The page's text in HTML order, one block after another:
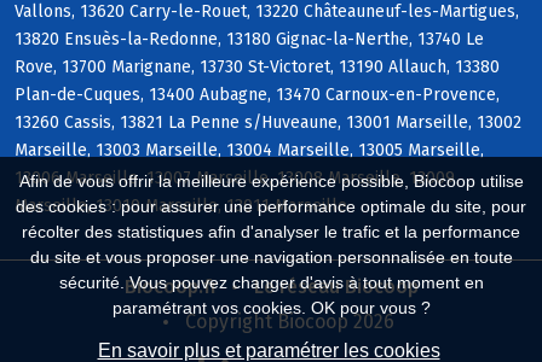
Afin de vous offrir la meilleure expérience possible, Biocoop utilise
des cookies : pour assurer une performance optimale du site, pour
récolter des statistiques afin d'analyser le trafic et la performance
du site et vous proposer une navigation personnalisée en toute
sécurité. Vous pouvez changer d'avis à tout moment en
paramétrant vos cookies. OK pour vous ?
En savoir plus et paramétrer les cookies
Vallons, 13620 Carry-le-Rouet, 13220 Châteauneuf-les-Martigues,
13820 Ensuès-la-Redonne, 13180 Gignac-la-Nerthe, 13740 Le
Rove, 13700 Marignane, 13730 St-Victoret, 13190 Allauch, 13380
Plan-de-Cuques, 13400 Aubagne, 13470 Carnoux-en-Provence,
13260 Cassis, 13821 La Penne s/Huveaune, 13001 Marseille, 13002
Marseille, 13003 Marseille, 13004 Marseille, 13005 Marseille,
13006 Marseille, 13007 Marseille, 13008 Marseille, 13009
Marseille, 13010 Marseille, 13011 Marseille
Biocoop.fr
Le réseau Biocoop
Copyright Biocoop 2026